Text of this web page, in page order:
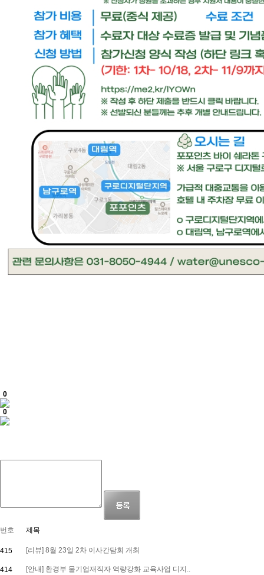
0
0
번호 제목
415 [리뷰] 8월 23일 2차 이사간담회 개최
414 [안내] 환경부 물기업재직자 역량강화 교육사업 디지..